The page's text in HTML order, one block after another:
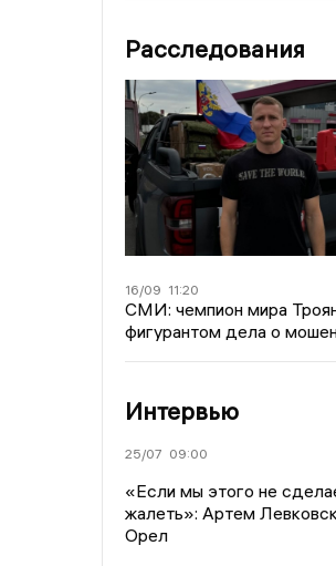
Расследования
16/09 11:20
СМИ: чемпион мира
фигурантом дела о
Интервью
25/07 09:00
«Если мы этого не
жалеть»: Артем
Орел